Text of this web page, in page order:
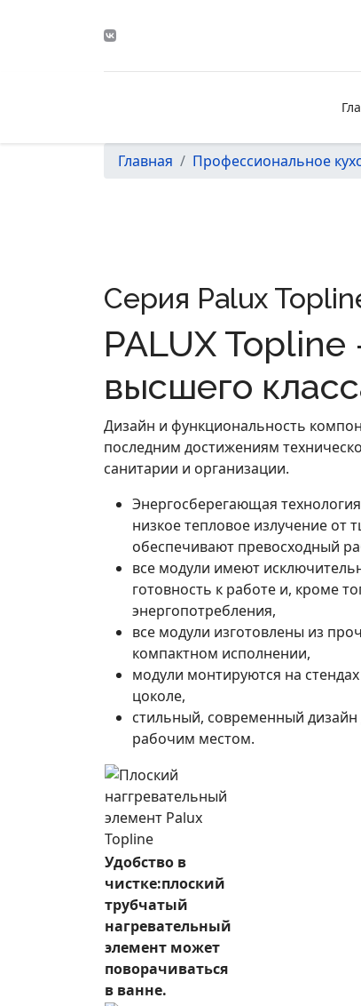
Главная Профессиональное
Серия Palux
PALUX
высшего
Дизайн и функциональность
последним достижениям
санитарии и организации.
Энергосберегающая
низкое тепловое излучение от
обеспечивают превосходный
все модули имеют
готовность к работе и, кроме
энергопотребления,
все модули изготовлены из
компактном исполнении,
модули монтируются на
цоколе,
стильный, современный
рабочим местом.
Удобство в
чистке:плоский
трубчатый
нагревательный
элемент может
поворачиваться
в ванне.